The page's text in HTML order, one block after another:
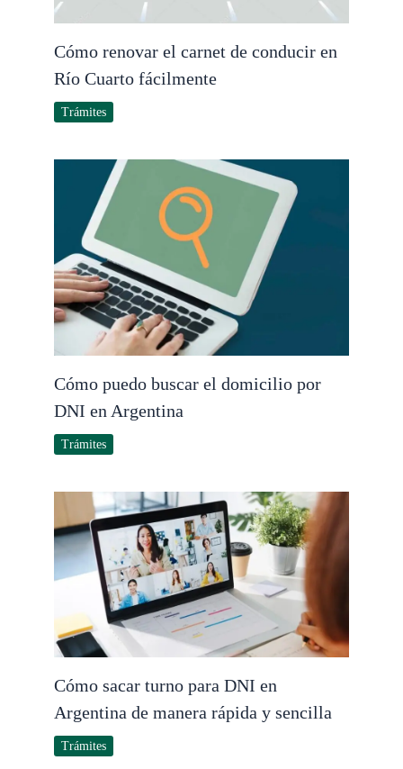
Cómo renovar el carnet de conducir en
Río Cuarto fácilmente
Trámites
Cómo puedo buscar el domicilio por
DNI en Argentina
Trámites
Cómo sacar turno para DNI en
Argentina de manera rápida y sencilla
Trámites